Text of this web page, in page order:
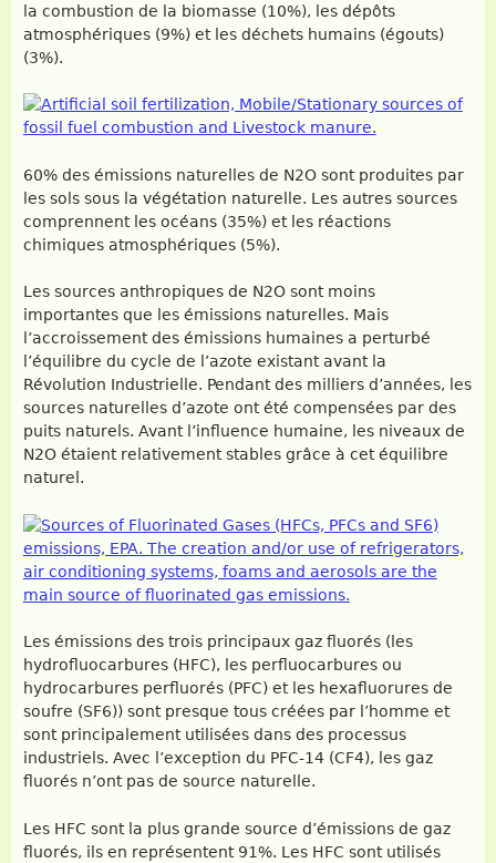
la combustion de la biomasse (10%), les dépôts
atmosphériques (9%) et les déchets humains (égouts)
(3%).
60% des émissions naturelles de N2O sont produites par
les sols sous la végétation naturelle. Les autres sources
comprennent les océans (35%) et les réactions
chimiques atmosphériques (5%).
Les sources anthropiques de N2O sont moins
importantes que les émissions naturelles. Mais
l’accroissement des émissions humaines a perturbé
l’équilibre du cycle de l’azote existant avant la
Révolution Industrielle. Pendant des milliers d’années, les
sources naturelles d’azote ont été compensées par des
puits naturels. Avant l’influence humaine, les niveaux de
N2O étaient relativement stables grâce à cet équilibre
naturel.
Les émissions des trois principaux gaz fluorés (les
hydrofluocarbures (HFC), les perfluocarbures ou
hydrocarbures perfluorés (PFC) et les hexafluorures de
soufre (SF6)) sont presque tous créées par l’homme et
sont principalement utilisées dans des processus
industriels. Avec l’exception du PFC-14 (CF4), les gaz
fluorés n’ont pas de source naturelle.
Les HFC sont la plus grande source d’émissions de gaz
fluorés, ils en représentent 91%. Les HFC sont utilisés